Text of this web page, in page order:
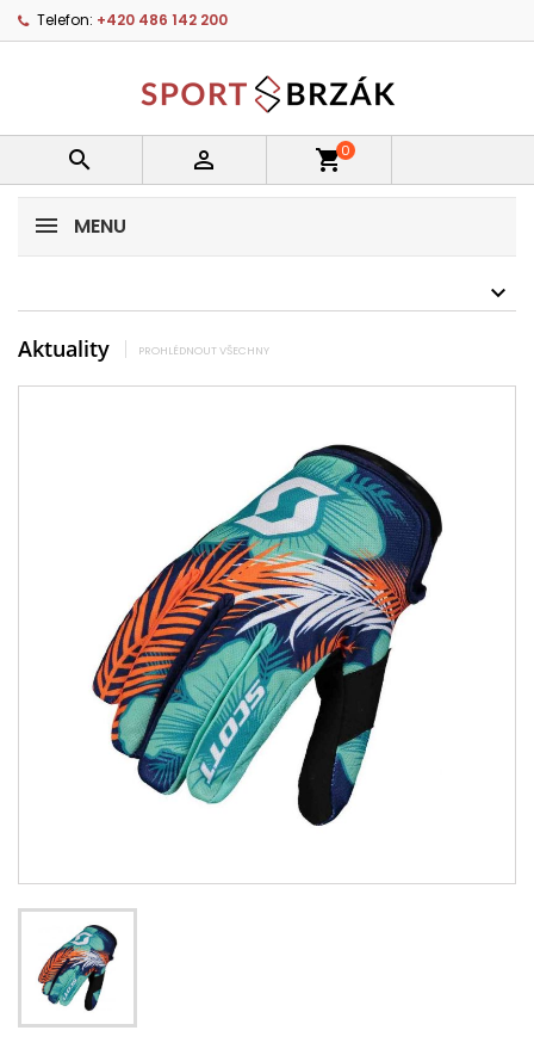
Telefon: +420 486 142 200
  shopping_cart0
MENU
Aktuality PROHLÉDNOUT VŠECHNY